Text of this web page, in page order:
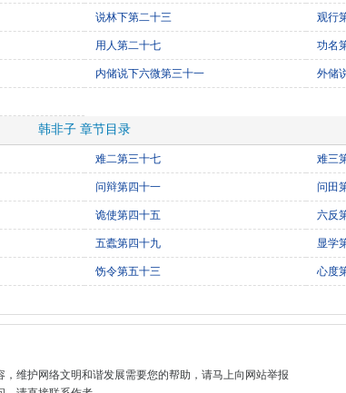
说林下第二十三 观行
用人第二十七 功名
内储说下六微第三十一 外储
韩非子 章节目录
难二第三十七 难三
问辩第四十一 问田
诡使第四十五 六反
五蠹第四十九 显学
饬令第五十三 心度
维护网络文明和谐发展需要您的帮助，请马上向网站举报